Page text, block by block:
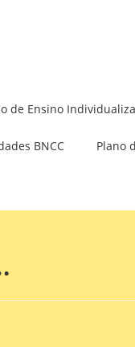
de Ensino
BNCC Plano